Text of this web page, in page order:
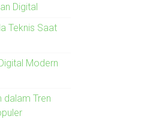
Digital
Teknis Saat
Modern
dalam Tren